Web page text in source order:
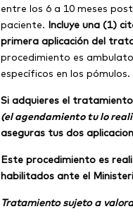
entre los 6 a 10 meses
paciente. Incluye una (1)
primera aplicación del
procedimiento es
específicos en los pómulos.
Si adquieres el
(el agendamiento tu lo
aseguras tus dos
Este procedimiento es
habilitados ante el
Tratamiento sujeto a